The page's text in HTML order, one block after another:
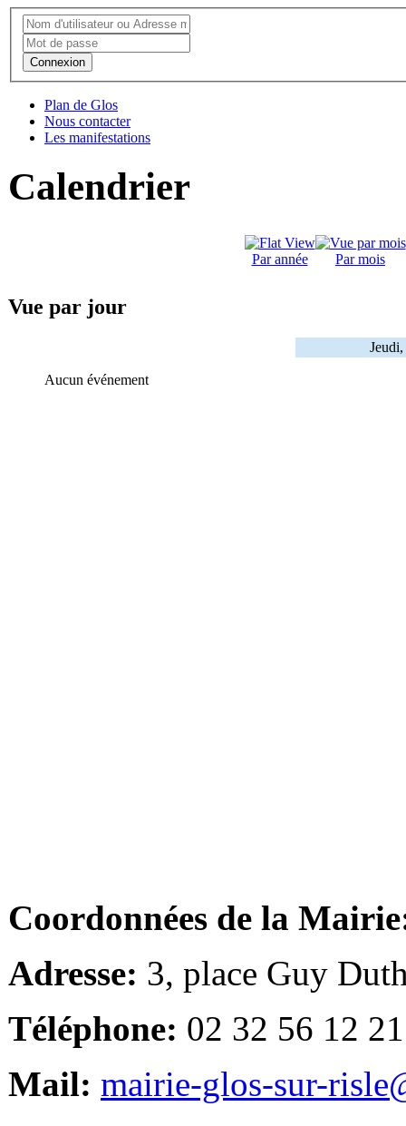
Connexion
Plan de Glos
Nous contacter
Les manifestations
Calendrier
Par année Par mois
Vue par jour
Aucun événement
Coordonnées de la
Adresse: 3, place Guy
Téléphone: 02 32 56 12 21
Mail: mairie-glos-sur-